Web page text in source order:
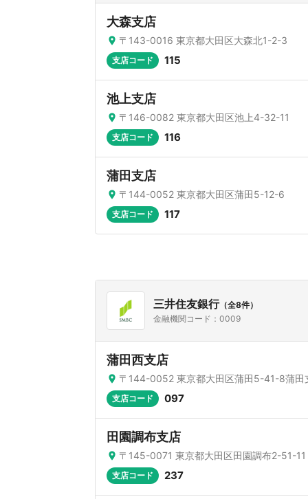
大森支店
〒143-0016 東京都大田区大森北1-2-3
支店コード 115
池上支店
〒146-0082 東京都大田区池上4-32-11
支店コード 116
蒲田支店
〒144-0052 東京都大田区蒲田5-12-6
支店コード 117
三井住友銀行（全8件）
金融機関コード：0009
蒲田西支店
〒144-0052 東京都大田区蒲田5-41-8蒲田
支店コード 097
田園調布支店
〒145-0071 東京都大田区田園調布2-51-11
支店コード 237